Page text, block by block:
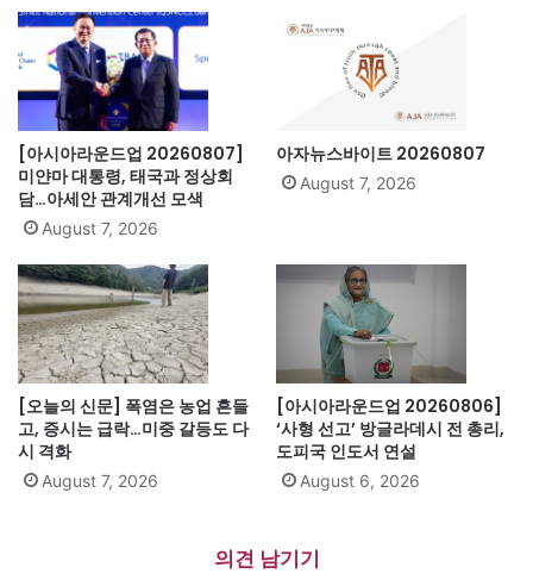
[아시아라운드업 20260807]
미얀마 대통령, 태국과 정상회
담…아세안 관계개선 모색
August 7, 2026
아자뉴스바이트 20260807
August 7, 2026
[오늘의 신문] 폭염은 농업 흔들
고, 증시는 급락…미중 갈등도 다
시 격화
August 7, 2026
[아시아라운드업 20260806]
‘사형 선고’ 방글라데시 전 총리,
도피국 인도서 연설
August 6, 2026
의견 남기기